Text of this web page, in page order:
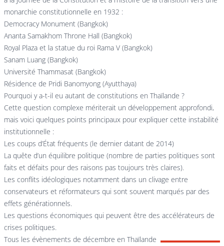
monarchie constitutionnelle en 1932 :
Democracy Monument (Bangkok)
Ananta Samakhom Throne Hall (Bangkok)
Royal Plaza et la statue du roi Rama V (Bangkok)
Sanam Luang (Bangkok)
Université Thammasat (Bangkok)
Résidence de Pridi Banomyong (Ayutthaya)
Pourquoi y a-t-il eu autant de constitutions en Thaïlande ?
Cette question complexe mériterait un développement approfondi,
mais voici quelques points principaux pour expliquer cette instabilité
institutionnelle :
Les coups d’État fréquents (le dernier datant de 2014)
La quête d’un équilibre politique (nombre de parties politiques sont
faits et défaits pour des raisons pas toujours très claires).
Les conflits idéologiques notamment dans un clivage entre
conservateurs et réformateurs qui sont souvent marqués par des
effets générationnels.
Les questions économiques qui peuvent être des accélérateurs de
crises politiques.
Tous les évènements de décembre en Thaïlande